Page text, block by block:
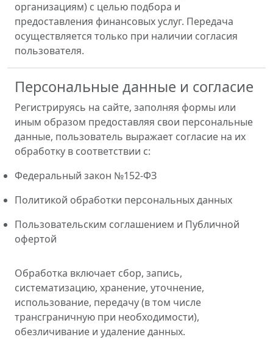
организациям) с целью подбора и
предоставления финансовых услуг. Передача
осуществляется только при наличии согласия
пользователя.
Персональные данные и согласие
Регистрируясь на сайте, заполняя формы или
иным образом предоставляя свои персональные
данные, пользователь выражает согласие на их
обработку в соответствии с:
Федеральный закон №152-ФЗ
Политикой обработки персональных данных
Пользовательским соглашением и Публичной
офертой
Обработка включает сбор, запись,
систематизацию, хранение, уточнение,
использование, передачу (в том числе
трансграничную при необходимости),
обезличивание и удаление данных.